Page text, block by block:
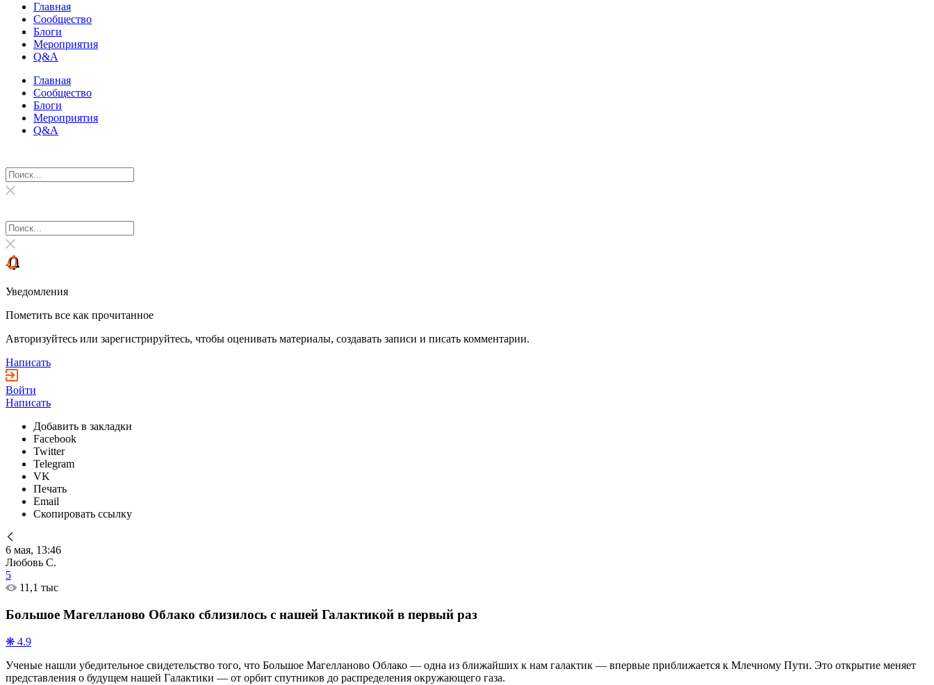
Главная
Сообщество
Блоги
Мероприятия
Q&A
Главная
Сообщество
Блоги
Мероприятия
Q&A
Уведомления
Пометить все как прочитанное
Авторизуйтесь или зарегистрируйтесь, чтобы оценивать материалы, создавать записи и писать комментарии.
Написать
Войти
Написать
Добавить в закладки
Facebook
Twitter
Telegram
VK
Печать
Email
Скопировать ссылку
6 мая, 13:46
Любовь С.
5
11,1 тыс
Большое Магелланово Облако сблизилось с нашей Галактикой в первый раз
❋ 4.9
Ученые нашли убедительное свидетельство того, что Большое Магелланово Облако — одна из ближайших к нам галактик — впервые приближается к Млечному Пути. Это открытие меняет
представления о будущем нашей Галактики — от орбит спутников до распределения окружающего газа.